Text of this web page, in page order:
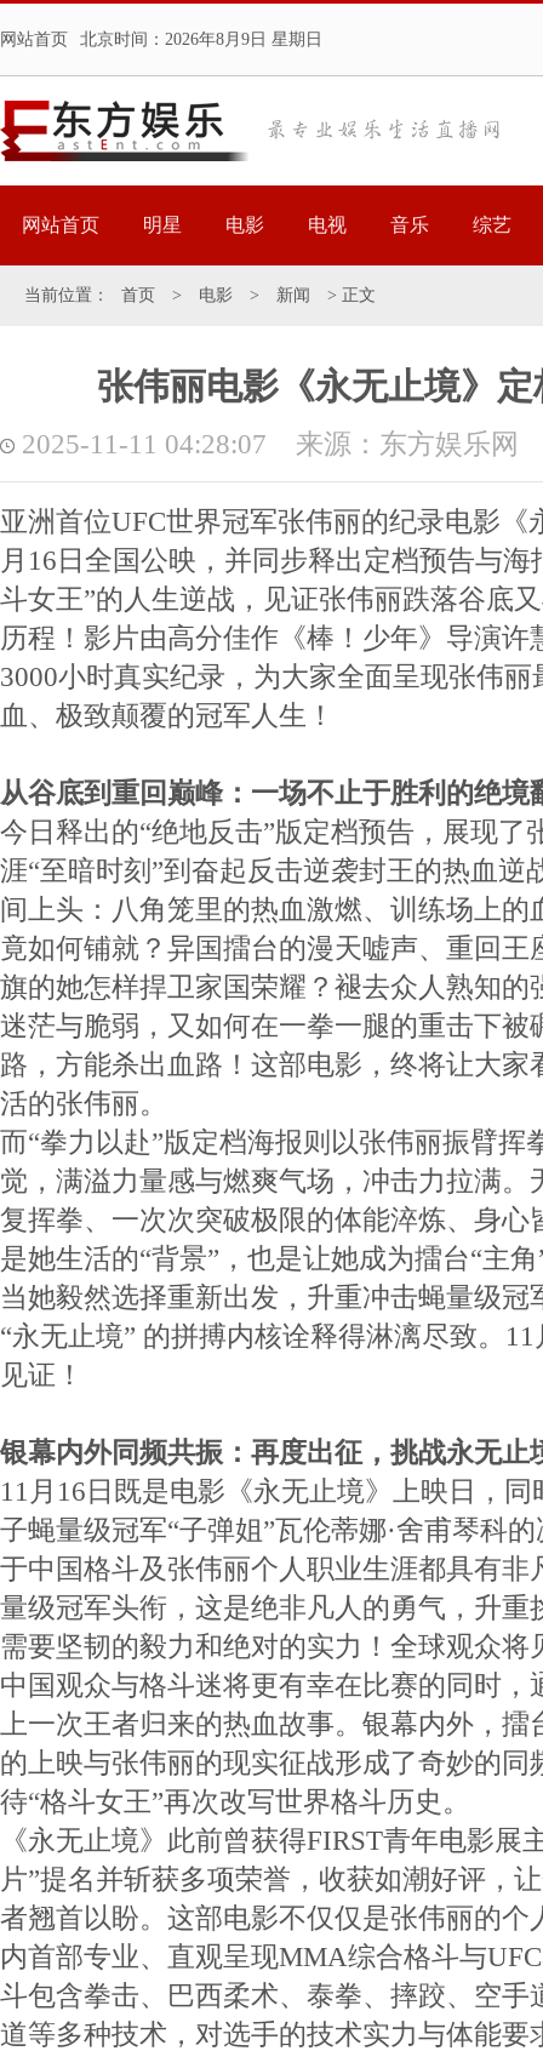
网站首页 北京时间： 2026年8月9日 星期日
网站首页 明星 电影 电视 音乐 综艺
当前位置： 首页 > 电影 > 新闻 > 正文
张伟丽电影《永无止境》定
2025-11-11 04:28:07 来源：东方娱乐网
亚洲首位UFC世界冠军张伟丽的纪录电影《
月16日全国公映，并同步释出定档预告与海
斗女王”的人生逆战，见证张伟丽跌落谷底
历程！影片由高分佳作《棒！少年》导演许
3000小时真实纪录，为大家全面呈现张伟
血、极致颠覆的冠军人生！
从谷底到重回巅峰：一场不止于胜利的绝境
今日释出的“绝地反击”版定档预告，展现了
涯“至暗时刻”到奋起反击逆袭封王的热血逆
间上头：八角笼里的热血激燃、训练场上的
竟如何铺就？异国擂台的漫天嘘声、重回王
旗的她怎样捍卫家国荣耀？褪去众人熟知的
迷茫与脆弱，又如何在一拳一腿的重击下被
路，方能杀出血路！这部电影，终将让大家
活的张伟丽。
而“拳力以赴”版定档海报则以张伟丽振臂挥
觉，满溢力量感与燃爽气场，冲击力拉满。
复挥拳、一次次突破极限的体能淬炼、身心
是她生活的“背景”，也是让她成为擂台“主
当她毅然选择重新出发，升重冲击蝇量级冠
“永无止境” 的拼搏内核诠释得淋漓尽致。
见证！
银幕内外同频共振：再度出征，挑战永无止
11月16日既是电影《永无止境》上映日，
子蝇量级冠军“子弹姐”瓦伦蒂娜·舍甫琴科
于中国格斗及张伟丽个人职业生涯都具有非
量级冠军头衔，这是绝非凡人的勇气，升重
需要坚韧的毅力和绝对的实力！全球观众将
中国观众与格斗迷将更有幸在比赛的同时，
上一次王者归来的热血故事。银幕内外，
的上映与张伟丽的现实征战形成了奇妙的同
待“格斗女王”再次改写世界格斗历史。
《永无止境》此前曾获得FIRST青年电影展
片”提名并斩获多项荣誉，收获如潮好评，
者翘首以盼。这部电影不仅仅是张伟丽的个
内首部专业、直观呈现MMA综合格斗与
斗包含拳击、巴西柔术、泰拳、摔跤、空手
道等多种技术，对选手的技术实力与体能要